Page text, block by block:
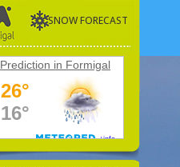
SNOW FORECAST
Prediction in Formigal